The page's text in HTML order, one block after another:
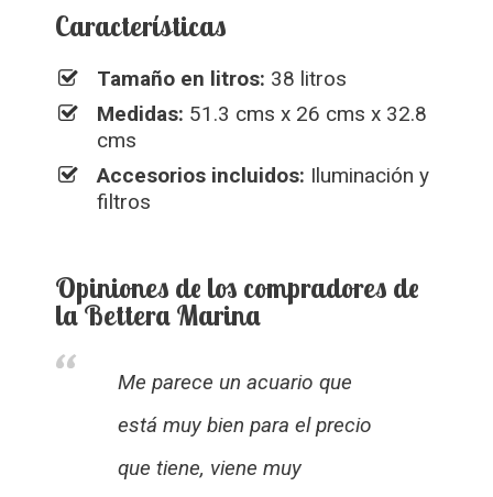
Características
Tamaño en litros: 38 litros
Medidas: 51.3 cms x 26 cms x 32.8
cms
Accesorios incluidos: Iluminación y
filtros
Opiniones de los compradores de
la Bettera Marina
Me parece un acuario que
está muy bien para el precio
que tiene, viene muy